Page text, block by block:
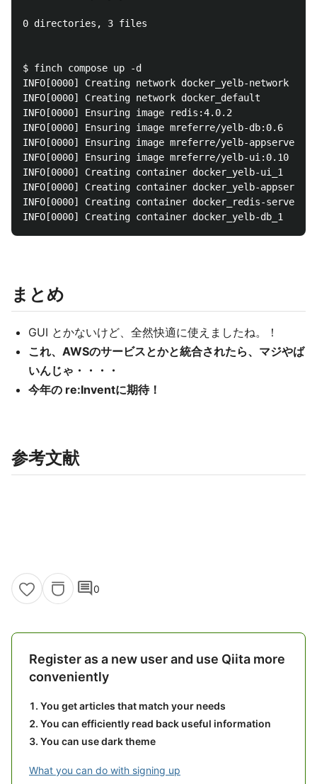
0 directories, 3 files
$ finch compose up -d
INFO[0000] Creating network docker_yelb-network
INFO[0000] Creating network docker_default
INFO[0000] Ensuring image redis:4.0.2
INFO[0000] Ensuring image mreferre/yelb-db:0.6
INFO[0000] Ensuring image mreferre/yelb-
INFO[0000] Ensuring image mreferre/yelb-ui:0.10
INFO[0000] Creating container docker_yelb-ui_1
INFO[0000] Creating container docker_yelb-
INFO[0000] Creating container docker_redis-server_1
まとめ
GUI とかないけど、全然快適に使えましたね。！
これ、AWSのサービスとかと統合されたら、マジやば
いんじゃ・・・・
今年の re:Inventに期待！
参考文献
comment0
Register as a new user and use Qiita more
conveniently
You get articles that match your needs
You can efficiently read back useful information
You can use dark theme
What you can do with signing up